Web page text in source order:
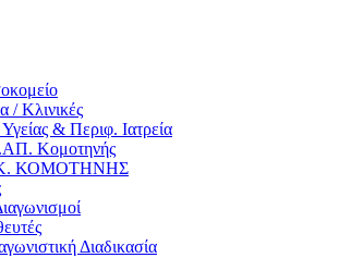
/ Κλινικές
& Περιφ. Ιατρεία
Κομοτηνής
ΚΟΜΟΤΗΝΗΣ
Διαδικασία